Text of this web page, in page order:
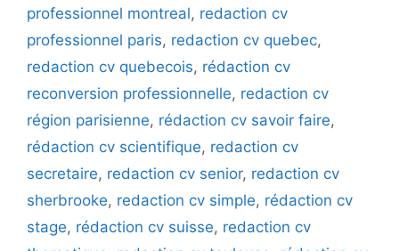
professionnel montreal, redaction cv
professionnel paris, redaction cv quebec,
redaction cv quebecois, rédaction cv
reconversion professionnelle, redaction cv
région parisienne, rédaction cv savoir faire,
rédaction cv scientifique, redaction cv
secretaire, redaction cv senior, redaction cv
sherbrooke, redaction cv simple, rédaction cv
stage, rédaction cv suisse, redaction cv